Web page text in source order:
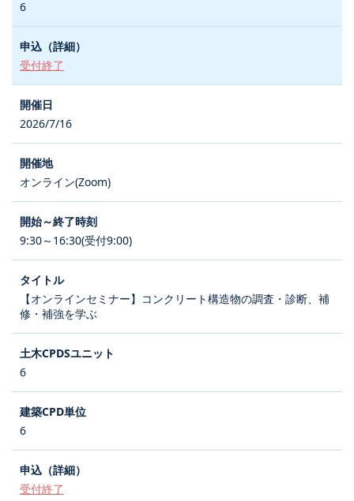
6
受付終了
2026/7/16
オンライン(Zoom)
9:30～16:30(受付9:00)
【オンラインセミナー】コンクリート構造物の調査・診断、補
修・補強を学ぶ
6
6
受付終了